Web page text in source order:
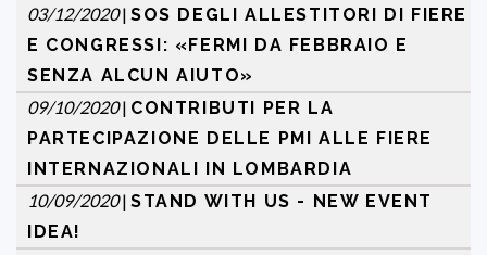
03/12/2020| SOS DEGLI ALLESTITORI DI FIERE
E CONGRESSI: «FERMI DA FEBBRAIO E
SENZA ALCUN AIUTO»
09/10/2020| CONTRIBUTI PER LA
PARTECIPAZIONE DELLE PMI ALLE FIERE
INTERNAZIONALI IN LOMBARDIA
10/09/2020| STAND WITH US - NEW EVENT
IDEA!